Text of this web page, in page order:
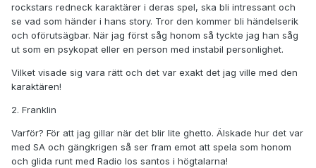
rockstars redneck karaktärer i deras spel, ska bli intressant och
se vad som händer i hans story. Tror den kommer bli händelserik
och oförutsägbar. När jag först såg honom så tyckte jag han såg
ut som en psykopat eller en person med instabil personlighet.
Vilket visade sig vara rätt och det var exakt det jag ville med den
karaktären!
2. Franklin
Varför? För att jag gillar när det blir lite ghetto. Älskade hur det var
med SA och gängkrigen så ser fram emot att spela som honom
och glida runt med Radio los santos i högtalarna!